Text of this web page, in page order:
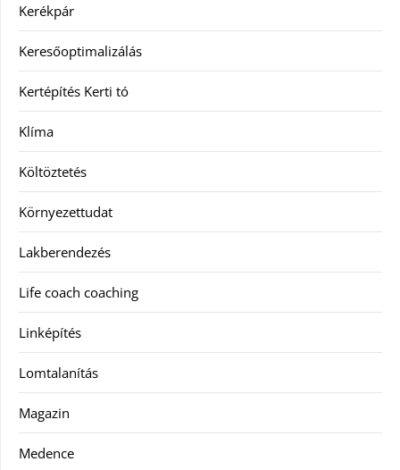
Kerékpár
Keresőoptimalizálás
Kertépítés Kerti tó
Klíma
Költöztetés
Környezettudat
Lakberendezés
Life coach coaching
Linképítés
Lomtalanítás
Magazin
Medence